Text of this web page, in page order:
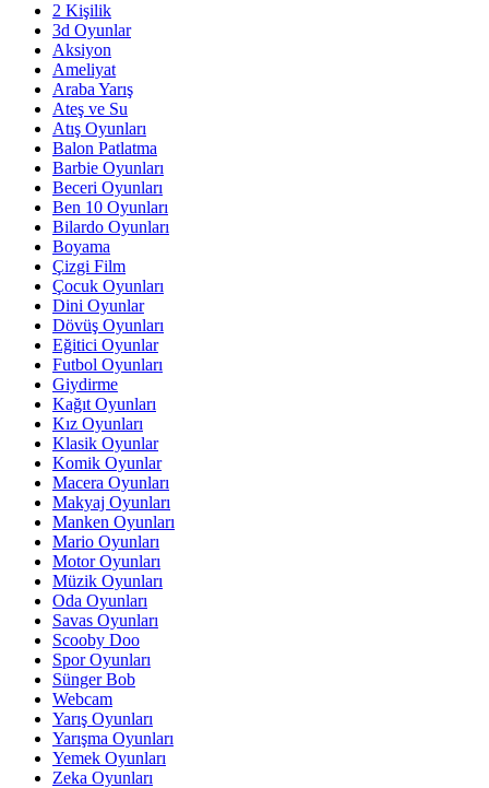
2 Kişilik
3d Oyunlar
Aksiyon
Ameliyat
Araba Yarış
Ateş ve Su
Atış Oyunları
Balon Patlatma
Barbie Oyunları
Beceri Oyunları
Ben 10 Oyunları
Bilardo Oyunları
Boyama
Çizgi Film
Çocuk Oyunları
Dini Oyunlar
Dövüş Oyunları
Eğitici Oyunlar
Futbol Oyunları
Giydirme
Kağıt Oyunları
Kız Oyunları
Klasik Oyunlar
Komik Oyunlar
Macera Oyunları
Makyaj Oyunları
Manken Oyunları
Mario Oyunları
Motor Oyunları
Müzik Oyunları
Oda Oyunları
Savas Oyunları
Scooby Doo
Spor Oyunları
Sünger Bob
Webcam
Yarış Oyunları
Yarışma Oyunları
Yemek Oyunları
Zeka Oyunları